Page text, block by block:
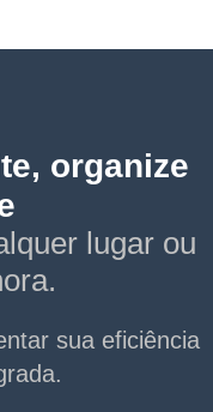
organize
lugar ou
sua eficiência